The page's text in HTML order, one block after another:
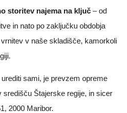
storitev najema na ključ – od
in nato po zaključku obdobja
v naše skladišče, kamorkoli
sami, je prevzem opreme
Štajerske regije, in sicer
2000 Maribor.